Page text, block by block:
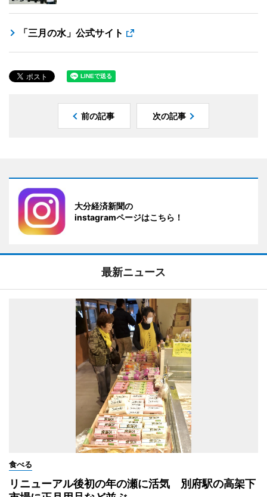
「三月の水」公式サイト
前の記事 次の記事
大分経済新聞の
instagramページはこちら！
最新ニュース
食べる
リニューアル後初の年の瀬に活気 別府駅の高架下